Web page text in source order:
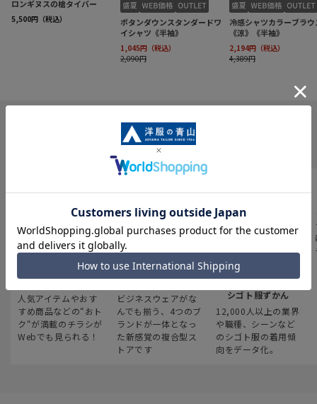
INFORMATION
最新のお買い得情報
人気アイテムやおす
すめ商品などの“おト
ク“が満載のチラシが
Webでも見られる！
スーツスクエア
ビジネスウェアがな
んでも揃う、4つのブ
ランドが一体となっ
た新感覚の複合型ス
トアです
みんなの
シゴト服ずかん
12,000人以上の業界
や職種、シーンなど
のシゴト服の着用傾
向をデータ化。